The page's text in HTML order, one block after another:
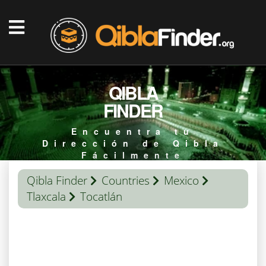
QIBLA
FINDER
Encuentra tu
Dirección de Qibla
Fácilmente
Qibla Finder Countries
Mexico
Tlaxcala
Tocatlán